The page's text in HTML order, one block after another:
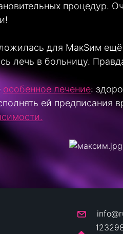
процедур.
для МакSим
лечь в больницу.
особенное лечение:
ей предписания